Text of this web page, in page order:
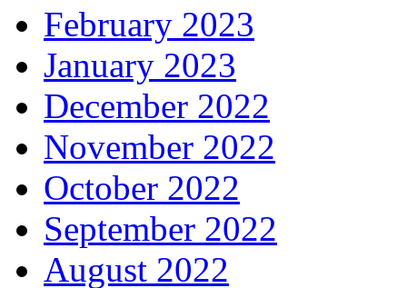
February 2023
January 2023
December 2022
November 2022
October 2022
September 2022
August 2022